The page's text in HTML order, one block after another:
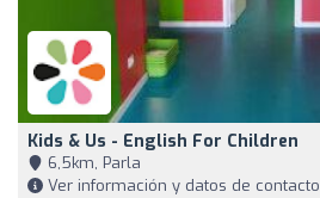
Kids & Us - English For Children
6,5km, Parla
Ver información y datos de contacto